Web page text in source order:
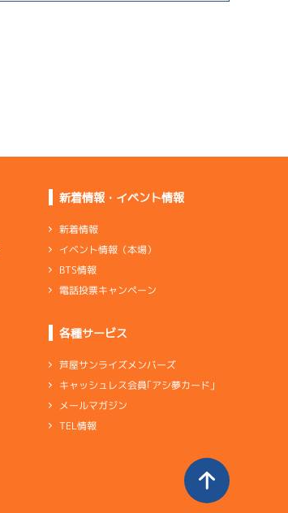
新着情報・イベント情報
新着情報
イベント情報（本場）
BTS情報
電話投票キャンペーン
各種サービス
芦屋サンライズメンバーズ
キャッシュレス会員｢アシ夢カード｣
メールマガジン
TEL情報